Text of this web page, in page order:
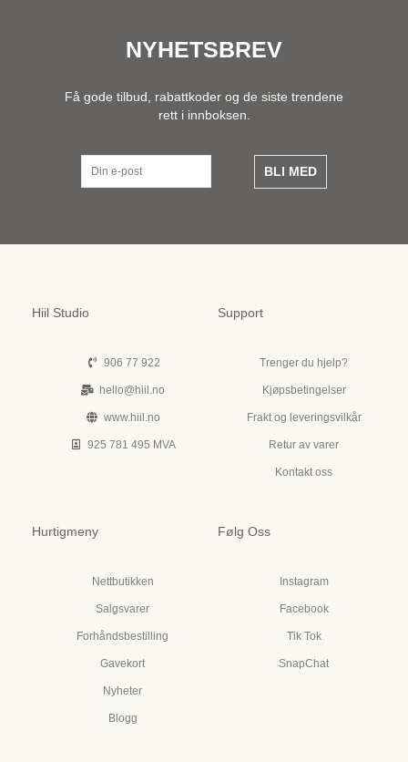
NYHETSBREV
Få gode tilbud, rabattkoder og de siste trendene
rett i innboksen.
BLI MED
Hiil Studio
906 77 922
hello@hiil.no
www.hiil.no
925 781 495 MVA
Support
Trenger du hjelp?
Kjøpsbetingelser
Frakt og leveringsvilkår
Retur av varer
Kontakt oss
Hurtigmeny
Nettbutikken
Salgsvarer
Forhåndsbestilling
Gavekort
Nyheter
Blogg
Følg Oss
Instagram
Facebook
Tik Tok
SnapChat